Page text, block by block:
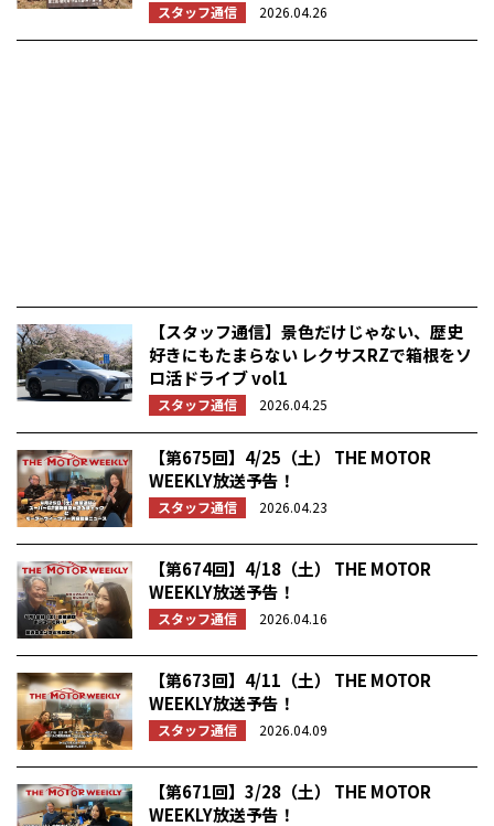
スタッフ通信 2026.04.26
【スタッフ通信】景色だけじゃない、歴史
好きにもたまらない レクサスRZで箱根をソ
ロ活ドライブ vol1
スタッフ通信 2026.04.25
【第675回】4/25（土） THE MOTOR
WEEKLY放送予告！
スタッフ通信 2026.04.23
【第674回】4/18（土） THE MOTOR
WEEKLY放送予告！
スタッフ通信 2026.04.16
【第673回】4/11（土） THE MOTOR
WEEKLY放送予告！
スタッフ通信 2026.04.09
【第671回】3/28（土） THE MOTOR
WEEKLY放送予告！